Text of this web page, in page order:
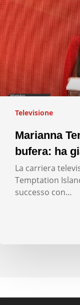
Televisione
Marianna
bufera: ha
La carriera
Temptation
successo con…